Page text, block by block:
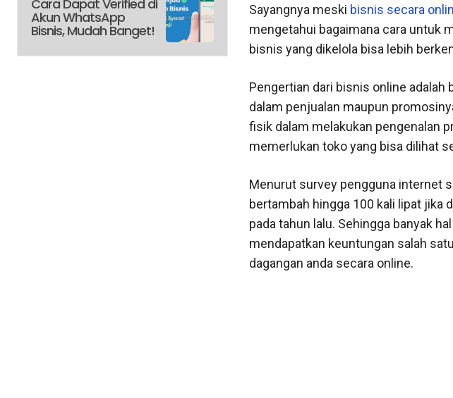
Cara Dapat Verified di
Akun WhatsApp
Bisnis, Mudah Banget!
Sayangnya meski bisnis secara
mengetahui bagaimana cara untuk
bisnis yang dikelola bisa lebih
Pengertian dari bisnis online
dalam penjualan maupun
fisik dalam melakukan pengenalan
memerlukan toko yang bisa dilihat
Menurut survey pengguna internet
bertambah hingga 100 kali lipat jika
pada tahun lalu. Sehingga banyak
mendapatkan keuntungan salah
dagangan anda secara online.